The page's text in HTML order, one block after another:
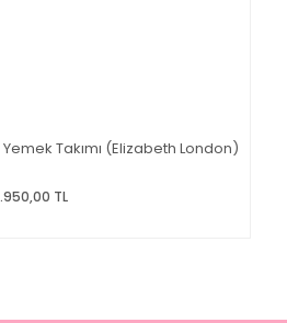
Takımı (Elizabeth London)
TL